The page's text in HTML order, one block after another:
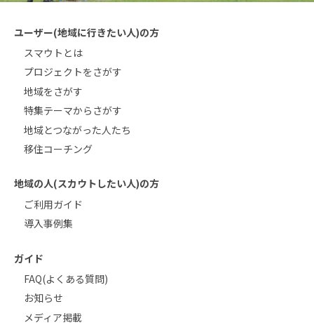
ユーザー(地域に行きたい人)の方
スマウトとは
プロジェクトをさがす
地域をさがす
特集テーマからさがす
地域とつながった人たち
移住コーチング
地域の人(スカウトしたい人)の方
ご利用ガイド
導入事例集
ガイド
FAQ(よくある質問)
お知らせ
メディア掲載